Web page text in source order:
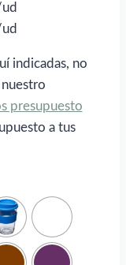
indicadas, no
presupuesto
a tus